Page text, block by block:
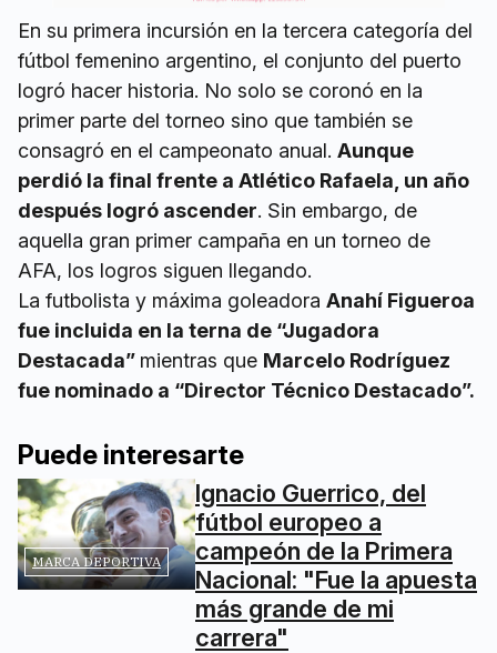
En su primera incursión en la tercera categoría del
fútbol femenino argentino, el conjunto del puerto
logró hacer historia. No solo se coronó en la
primer parte del torneo sino que también se
consagró en el campeonato anual. Aunque
perdió la final frente a Atlético Rafaela, un año
después logró ascender. Sin embargo, de
aquella gran primer campaña en un torneo de
AFA, los logros siguen llegando.
La futbolista y máxima goleadora Anahí Figueroa
fue incluida en la terna de “Jugadora
Destacada” mientras que Marcelo Rodríguez
fue nominado a “Director Técnico Destacado”.
Puede interesarte
MARCA DEPORTIVA
Ignacio Guerrico, del
fútbol europeo a
campeón de la Primera
Nacional: "Fue la apuesta
más grande de mi
carrera"